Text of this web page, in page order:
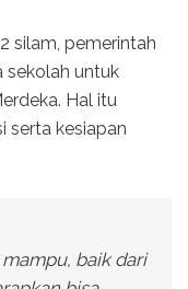
silam, pemerintah
sekolah untuk
Hal itu
serta kesiapan
baik dari